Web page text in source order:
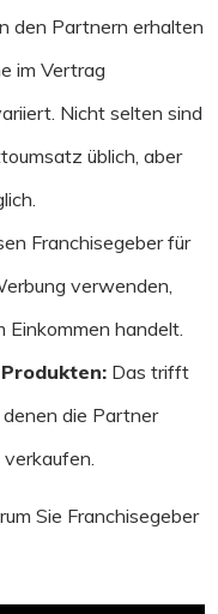
den Partnern erhalten
im Vertrag
Nicht selten sind
üblich, aber
Franchisegeber für
verwenden,
Einkommen handelt.
: Das trifft
die Partner
Sie Franchisegeber